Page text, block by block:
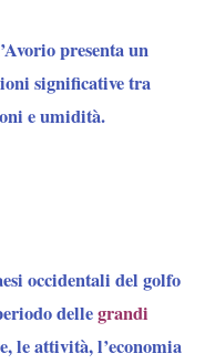
presenta un
significative tra
e umidità.
occidentali del golfo
dellegrandi
le attività, l’economia